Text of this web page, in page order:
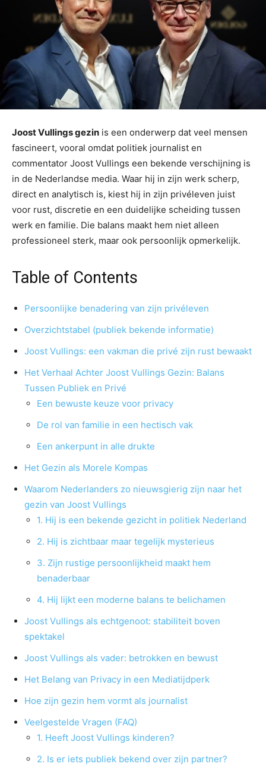
Joost Vullings gezin is een onderwerp dat veel mensen
fascineert, vooral omdat politiek journalist en
commentator Joost Vullings een bekende verschijning is
in de Nederlandse media. Waar hij in zijn werk scherp,
direct en analytisch is, kiest hij in zijn privéleven juist
voor rust, discretie en een duidelijke scheiding tussen
werk en familie. Die balans maakt hem niet alleen
professioneel sterk, maar ook persoonlijk opmerkelijk.
Table of Contents
Persoonlijke benadering van zijn privéleven
Overzichtstabel (publiek bekende informatie)
Joost Vullings: een vakman die privé zijn rust bewaakt
Het Verhaal Achter Joost Vullings Gezin: Balans
Tussen Publiek en Privé
Een bewuste keuze voor privacy
De rol van familie in een hectisch vak
Een ankerpunt in alle drukte
Het Gezin als Morele Kompas
Waarom Nederlanders zo nieuwsgierig zijn naar het
gezin van Joost Vullings
1. Hij is een bekende gezicht in politiek Nederland
2. Hij is zichtbaar maar tegelijk mysterieus
3. Zijn rustige persoonlijkheid maakt hem
benaderbaar
4. Hij lijkt een moderne balans te belichamen
Joost Vullings als echtgenoot: stabiliteit boven
spektakel
Joost Vullings als vader: betrokken en bewust
Het Belang van Privacy in een Mediatijdperk
Hoe zijn gezin hem vormt als journalist
Veelgestelde Vragen (FAQ)
1. Heeft Joost Vullings kinderen?
2. Is er iets publiek bekend over zijn partner?